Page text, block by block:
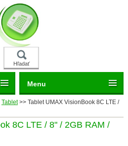
Hľadať
Tablet >> Tablet UMAX VisionBook 8C LTE /
8C LTE / 8" / 2GB RAM /
Menu